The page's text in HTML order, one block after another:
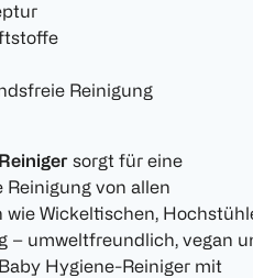
Reinigung
sorgt für eine
von allen
Wickeltischen,
– umweltfreundlich, vegan
Hygiene-Reiniger mit